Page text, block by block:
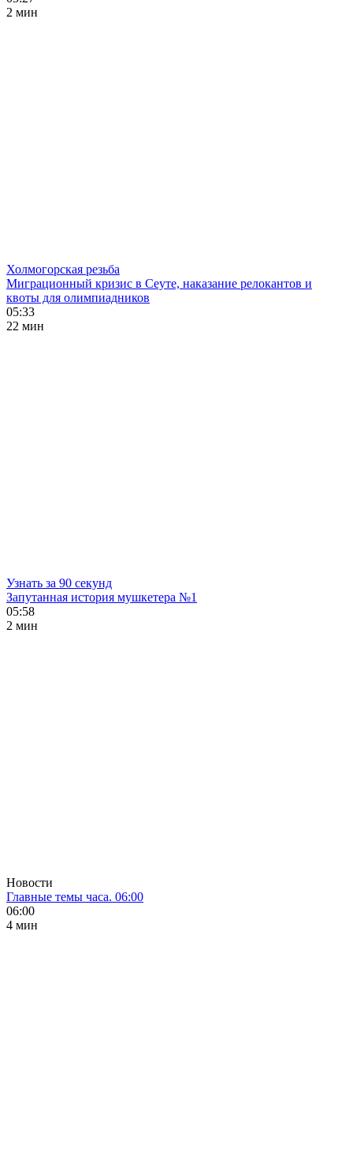
2 мин
Холмогорская резьба
Миграционный кризис в Сеуте, наказание релокантов и
квоты для олимпиадников
05:33
22 мин
Узнать за 90 секунд
Запутанная история мушкетера №1
05:58
2 мин
Новости
Главные темы часа. 06:00
06:00
4 мин